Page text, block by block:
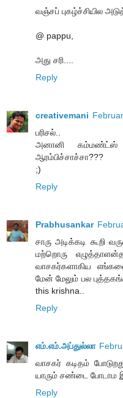
வஞ்சப் புகழ்ச்சியில
@ pappu,
அது சரி....
Reply
creativemani
பரிசல்..
அனானி கம்மண்ட்ஸ்
ஆரம்பிச்சாச்சா???
;)
Reply
Prabhusankar
சாரு அடிக்கடி கூறி
மற்றொரு
வாசகர்களாகிய
மேன் மேலும் பல
this krishna..
Reply
எம்.எம்.அப்துல்லா
வாசகர் கடிதம்
யாரும் சண்டை போடாம
Reply